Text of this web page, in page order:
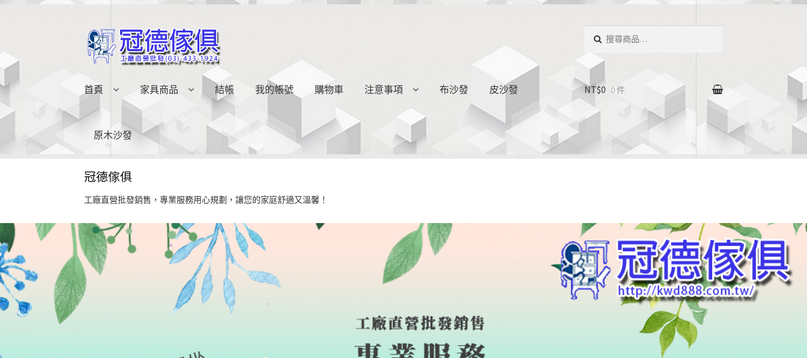
略
過
導
跳
至
內
尋：
首頁 家具商品 結帳 我的帳號 購物車 注意事項 布沙發 皮沙發
原木沙發
NT$0 0 件
冠德傢俱
工廠直營批發銷售，專業服務用心規劃，讓您的家庭舒適又溫馨！